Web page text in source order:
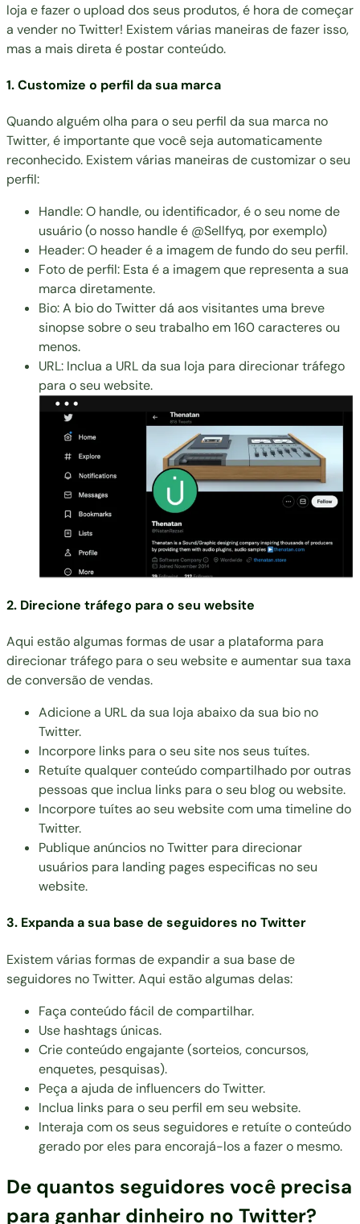
loja e fazer o upload dos seus produtos, é hora de começar
a vender no Twitter! Existem várias maneiras de fazer isso,
mas a mais direta é postar conteúdo.
1. Customize o perfil da sua marca
Quando alguém olha para o seu perfil da sua marca no
Twitter, é importante que você seja automaticamente
reconhecido. Existem várias maneiras de customizar o seu
perfil:
Handle: O handle, ou identificador, é o seu nome de
usuário (o nosso handle é @Sellfyq, por exemplo)
Header: O header é a imagem de fundo do seu perfil.
Foto de perfil: Esta é a imagem que representa a sua
marca diretamente.
Bio: A bio do Twitter dá aos visitantes uma breve
sinopse sobre o seu trabalho em 160 caracteres ou
menos.
URL: Inclua a URL da sua loja para direcionar tráfego
para o seu website.
2. Direcione tráfego para o seu website
Aqui estão algumas formas de usar a plataforma para
direcionar tráfego para o seu website e aumentar sua taxa
de conversão de vendas.
Adicione a URL da sua loja abaixo da sua bio no
Twitter.
Incorpore links para o seu site nos seus tuítes.
Retuíte qualquer conteúdo compartilhado por outras
pessoas que inclua links para o seu blog ou website.
Incorpore tuítes ao seu website com uma timeline do
Twitter.
Publique anúncios no Twitter para direcionar
usuários para landing pages especificas no seu
website.
3. Expanda a sua base de seguidores no Twitter
Existem várias formas de expandir a sua base de
seguidores no Twitter. Aqui estão algumas delas:
Faça conteúdo fácil de compartilhar.
Use hashtags únicas.
Crie conteúdo engajante (sorteios, concursos,
enquetes, pesquisas).
Peça a ajuda de influencers do Twitter.
Inclua links para o seu perfil em seu website.
Interaja com os seus seguidores e retuíte o conteúdo
gerado por eles para encorajá-los a fazer o mesmo.
De quantos seguidores você precisa
para ganhar dinheiro no Twitter?